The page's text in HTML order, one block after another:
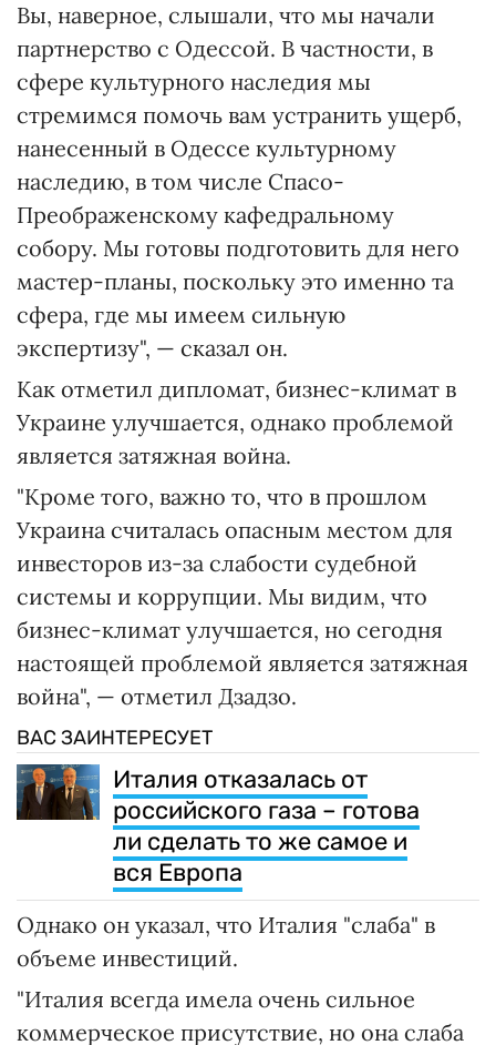
Вы, наверное, слышали, что мы начали
партнерство с Одессой. В частности, в
сфере культурного наследия мы
стремимся помочь вам устранить ущерб,
нанесенный в Одессе культурному
наследию, в том числе Спасо-
Преображенскому кафедральному
собору. Мы готовы подготовить для него
мастер-планы, поскольку это именно та
сфера, где мы имеем сильную
экспертизу", — сказал он.
Как отметил дипломат, бизнес-климат в
Украине улучшается, однако проблемой
является затяжная война.
"Кроме того, важно то, что в прошлом
Украина считалась опасным местом для
инвесторов из-за слабости судебной
системы и коррупции. Мы видим, что
бизнес-климат улучшается, но сегодня
настоящей проблемой является затяжная
война", — отметил Дзадзо.
ВАС ЗАИНТЕРЕСУЕТ
Италия отказалась от
российского газа – готова
ли сделать то же самое и
вся Европа
Однако он указал, что Италия "слаба" в
объеме инвестиций.
"Италия всегда имела очень сильное
коммерческое присутствие, но она слаба